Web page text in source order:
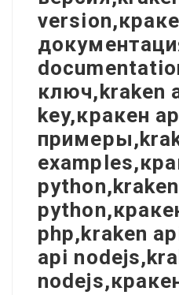
ключ,kraken
key,кракен
php,kraken
api